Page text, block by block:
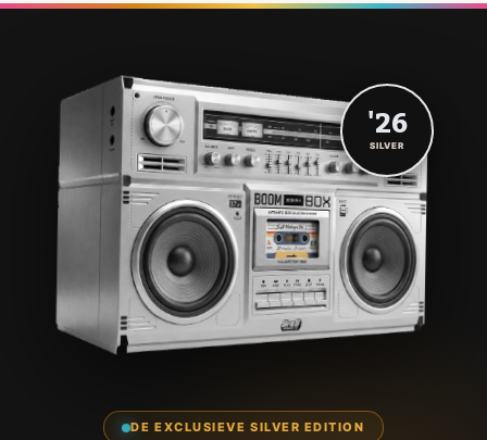
DE EXCLUSIEVE SILVER EDITION
'26
SILVER